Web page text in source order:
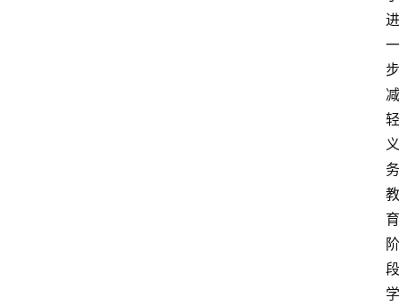
进
一
步
减
轻
义
务
教
育
阶
段
学